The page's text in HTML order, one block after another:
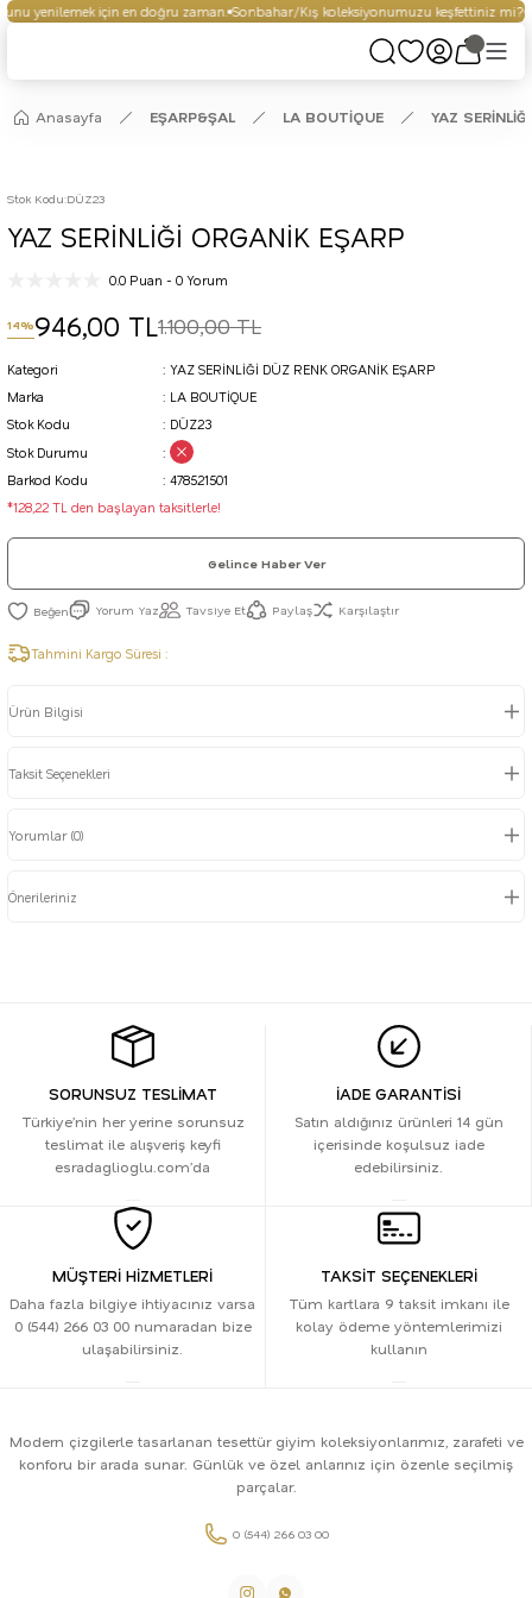
yenilemek için en doğru zaman. Sonbahar/Kış koleksiyonumuzu keşfettiniz mi?
Anasayfa EŞARP&ŞAL LA BOUTİQUE YAZ
Stok Kodu:DÜZ23
YAZ SERİNLİĞİ ORGANİK EŞARP
0.0 Puan - 0 Yorum
14%946,00 TL1.100,00 TL
Kategori
YAZ SERİNLİĞİ DÜZ RENK ORGANİK EŞARP
Marka
LA BOUTİQUE
Stok Kodu
DÜZ23
Stok Durumu
Barkod Kodu
478521501
*128,22 TL den başlayan taksitlerle!
Gelince Haber Ver
Yorum Yaz Tavsiye Et Paylaş Karşılaştır
Tahmini Kargo Süresi :
Ürün Bilgisi
Taksit Seçenekleri
Yorumlar (0)
Önerileriniz
SORUNSUZ TESLİMAT
Türkiye’nin her yerine sorunsuz
teslimat ile alışveriş keyfi
esradaglioglu.com’da
İADE GARANTİSİ
Satın aldığınız ürünleri 14 gün
içerisinde koşulsuz iade
edebilirsiniz.
MÜŞTERİ HİZMETLERİ
Daha fazla bilgiye ihtiyacınız varsa
0 (544) 266 03 00 numaradan bize
ulaşabilirsiniz.
TAKSİT SEÇENEKLERİ
Tüm kartlara 9 taksit imkanı ile
kolay ödeme yöntemlerimizi
kullanın
Modern çizgilerle tasarlanan tesettür giyim koleksiyonlarımız, zarafeti ve
konforu bir arada sunar. Günlük ve özel anlarınız için özenle seçilmiş
parçalar.
0 (544) 266 03 00